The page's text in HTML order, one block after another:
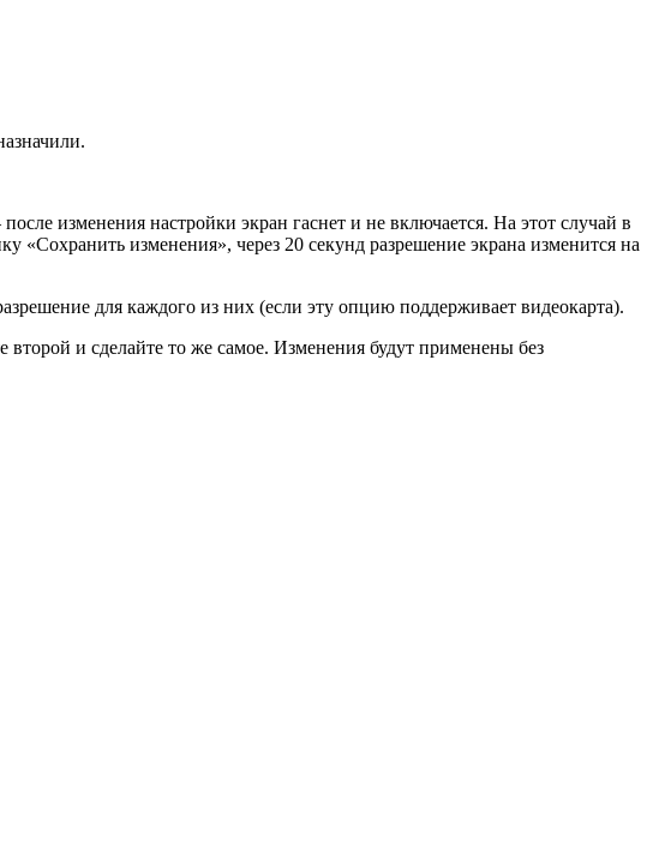
изменения настройки экран гаснет и не включается. На этот случай в
изменения», через 20 секунд разрешение экрана изменится на
для каждого из них (если эту опцию поддерживает видеокарта).
и сделайте то же самое. Изменения будут применены без